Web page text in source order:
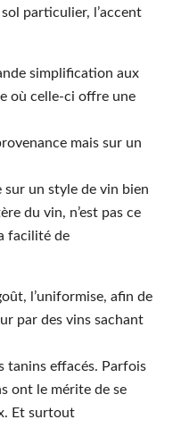
particulier, l’accent
simplification aux
où celle-ci offre une
mais sur un
sur un style de vin bien
du vin, n’est pas ce
facilité de
l’uniformise, afin de
par des vins sachant
tanins effacés. Parfois
ont le mérite de se
Et surtout